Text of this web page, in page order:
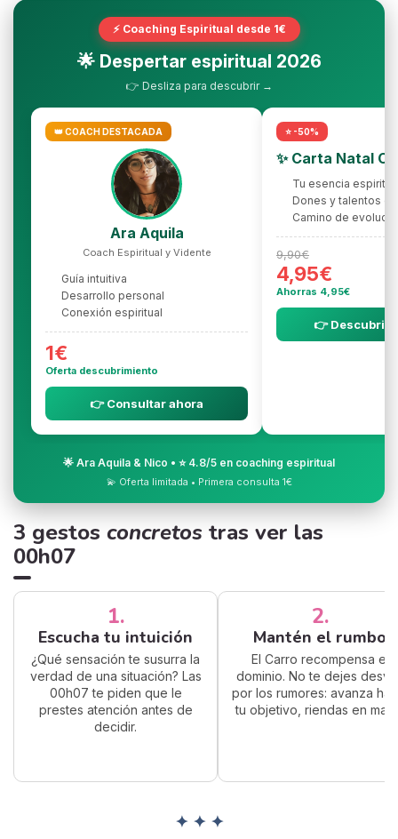
⚡ Coaching Espiritual desde 1€
🌟 Despertar espiritual 2026
👉 Desliza para descubrir →
👑 COACH DESTACADA
Ara Aquila
Coach Espiritual y Vidente
Guía intuitiva
Desarrollo personal
Conexión espiritual
1€
Oferta descubrimiento
👉 Consultar ahora
⭐ -50%
✨ Carta Natal
Tu esencia
Dones y talentos
Camino de
9,90€
4,95€
Ahorras 4,95€
👉 Descubrir
🌟 Ara Aquila & Nico • ⭐ 4.8/5 en coaching espiritual
💫 Oferta limitada • Primera consulta 1€
3 gestos concretos tras ver las
00h07
1.
Escucha tu intuición
¿Qué sensación te susurra la
verdad de una situación? Las
00h07 te piden que le
prestes atención antes de
decidir.
2.
Mantén el rumbo
El Carro recompensa el
dominio. No te dejes
por los rumores: avanza
tu objetivo, riendas en
✦ ✦ ✦